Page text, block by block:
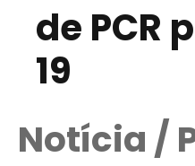
de PCR
19
Notícia /